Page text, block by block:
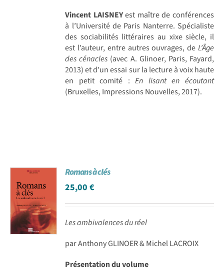
Vincent LAISNEYest maître de conférences
à l’Université de Paris Nanterre. Spécialiste
des sociabilités littéraires au xixe siècle, il
est l’auteur, entre autres ouvrages, de L’Âge
des cénacles (avec A. Glinoer, Paris, Fayard,
2013) et d’un essai sur la lecture à voix haute
en petit comité :En lisant en écoutant
(Bruxelles, Impressions Nouvelles, 2017).
Romans à clés
25,00€
Les ambivalences du réel
par Anthony GLINOER & Michel LACROIX
Présentation du volume